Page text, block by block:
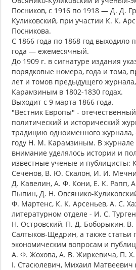
Посников, с 1916 по 1918 — Д. Д.
Куликовский, при участии К. К.
Посникова.
С 1866 года по 1868 год выходило
года — ежемесячный.
До 1909 г. в сигнатуре издания
порядковые номера, года и тома,
лет и томов предыдущего
Карамзиным в 1802-1830 годах.
Выходит с 9 марта 1866 года.
"Вестник Европы" -
политический и исторический
традицию одноименного журнала,
году Н. М. Карамзиным. В
внимание уделялось истории и
известные ученые и публицисты:
Сеченов, В. Ю. Скалон, И. И.
Д. Кавелин, А. Ф. Кони, Е. К. Рапп,
Пыпин, Д. Н. Овсянико-
Ф. Мартенс, К. К. Арсеньев, А. С.
литературном отделе - И. С.
Н. Островский, П. Д. Боборыкин,
Салтыков-Щедрин, а также статьи
экономическим вопросам и
А. Ф. Жохова, А. В. Жиркевича, П.
I. Стасюлевич, Михаил Матвеевич